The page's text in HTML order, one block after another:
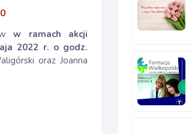
w ramach akcji
2022 r. o godz.
oraz Joanna